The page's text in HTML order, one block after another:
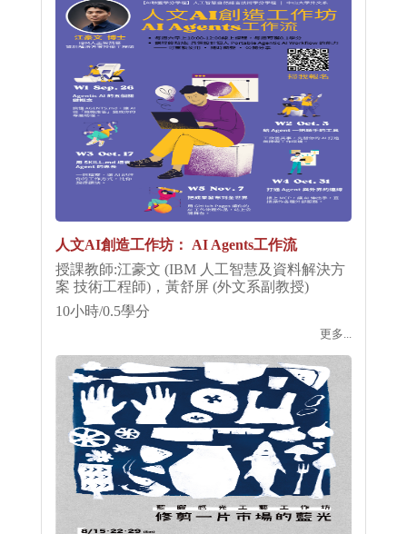
人文AI創造工作坊： AI Agents工作流
授課教師:江豪文 (IBM 人工智慧及資料解決方
案 技術工程師)，黃舒屏 (外文系副教授)
10小時/0.5學分
更多...